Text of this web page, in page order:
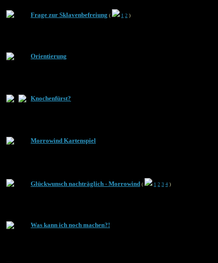
Frage zur Sklavenbefreiung ( 1 2 )
Orientierung
Knochenfürst?
Morrowind Kartenspiel
Glückwunsch nachträglich - Morrowind ( 1 2 3 4 )
Was kann ich noch machen?!